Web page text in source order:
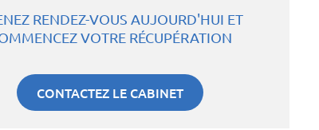
RENDEZ-VOUS AUJOURD'HUI ET
VOTRE RÉCUPÉRATION
CONTACTEZ LE CABINET